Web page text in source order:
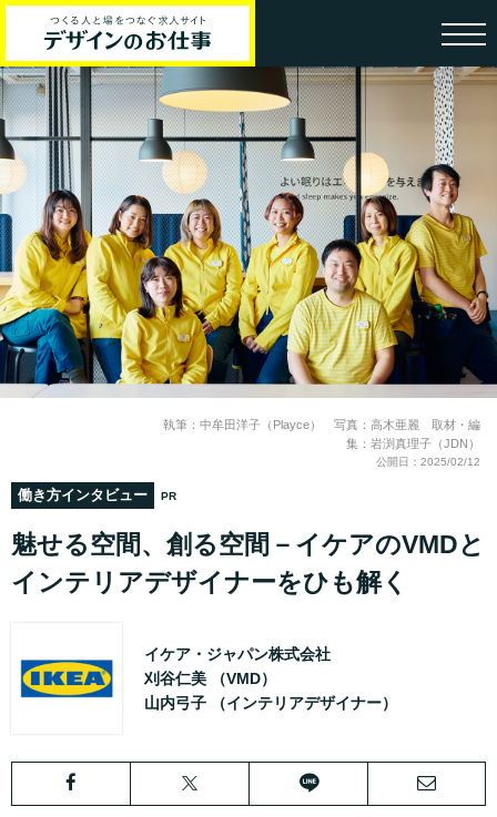
執筆：中牟田洋子（Playce） 写真：高木亜麗 取材・編
集：岩渕真理子（JDN）
公開日：2025/02/12
働き方インタビュー PR
魅せる空間、創る空間－イケアのVMDと
インテリアデザイナーをひも解く
イケア・ジャパン株式会社
刈谷仁美
（VMD）
山内弓子
（インテリアデザイナー）